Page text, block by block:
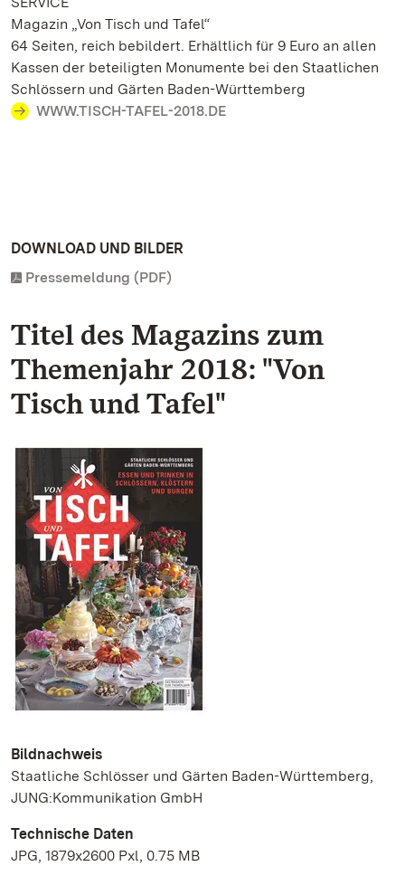
Magazin „Von Tisch und Tafel“
64 Seiten, reich bebildert. Erhältlich für 9 Euro an allen
Kassen der beteiligten Monumente bei den Staatlichen
Schlössern und Gärten Baden-Württemberg
WWW.TISCH-TAFEL-2018.DE
DOWNLOAD UND BILDER
Pressemeldung (PDF)
Titel des Magazins zum
Themenjahr 2018: "Von
Tisch und Tafel"
Bildnachweis
Staatliche Schlösser und Gärten Baden-Württemberg,
JUNG:Kommunikation GmbH
Technische Daten
JPG, 1879x2600 Pxl, 0.75 MB